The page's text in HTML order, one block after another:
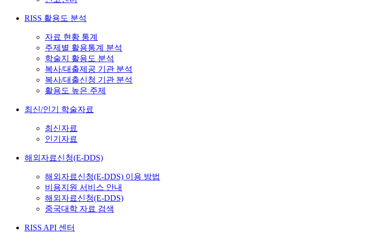
RISS 활용도 분석
자료 현황 통계
주제별 활용통계 분석
학술지 활용도 분석
복사/대출제공 기관 분석
복사/대출신청 기관 분석
활용도 높은 주제
최신/인기 학술자료
최신자료
인기자료
해외자료신청(E-DDS)
해외자료신청(E-DDS) 이용 방법
비용지원 서비스 안내
해외자료신청(E-DDS)
중국대학 자료 검색
RISS API 센터